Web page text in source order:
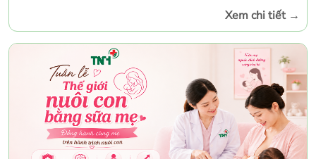
với việc cơ thể đã có đủ lượng canxi cần thiết. Trên thực
thầm trong thời gian dài mà không có biểu hiện rõ rệt,
nhưng vẫn ảnh hưởng đáng kể đến sức khỏe. Xét nghiệm
định lượng canxi trong máu là phương pháp đơn giản,
chính xác giúp đánh giá tình trạng canxi của cơ thể, từ đó
phát hiện sớm các bất thường để điều chỉnh và điều trị
kịp thời.
Xem chi tiết→